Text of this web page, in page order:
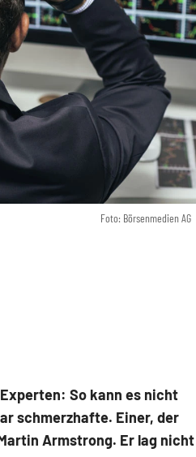
Foto: Börsenmedien AG
So kann es nicht
schmerzhafte. Einer, der
Armstrong. Er lag nicht